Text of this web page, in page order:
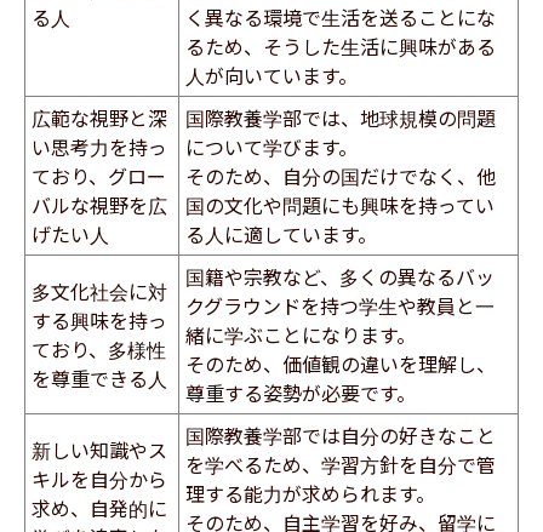
る人
く異なる環境で生活を送ることにな
るため、そうした生活に興味がある
人が向いています。
広範な視野と深
い思考力を持っ
ており、グロー
バルな視野を広
げたい人
国際教養学部では、地球規模の問題
について学びます。
そのため、自分の国だけでなく、他
国の文化や問題にも興味を持ってい
る人に適しています。
多文化社会に対
する興味を持っ
ており、多様性
を尊重できる人
国籍や宗教など、多くの異なるバッ
クグラウンドを持つ学生や教員と一
緒に学ぶことになります。
そのため、価値観の違いを理解し、
尊重する姿勢が必要です。
新しい知識やス
キルを自分から
求め、自発的に
国際教養学部では自分の好きなこと
を学べるため、学習方針を自分で管
理する能力が求められます。
そのため、自主学習を好み、留学に